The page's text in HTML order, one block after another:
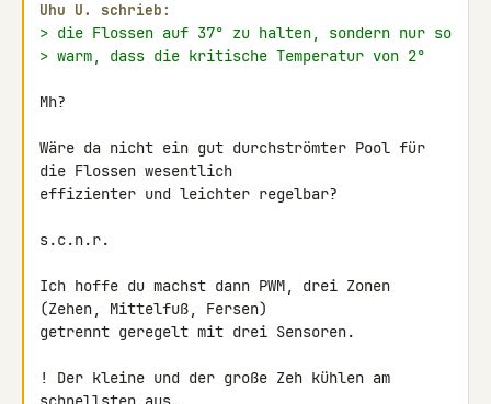
Uhu U. schrieb:
> die Flossen auf 37° zu halten, sondern nur so
> warm, dass die kritische Temperatur von 2°
Mh?
Wäre da nicht ein gut durchströmter Pool für
die Flossen wesentlich
effizienter und leichter regelbar?
s.c.n.r.
Ich hoffe du machst dann PWM, drei Zonen
(Zehen, Mittelfuß, Fersen)
getrennt geregelt mit drei Sensoren.
! Der kleine und der große Zeh kühlen am